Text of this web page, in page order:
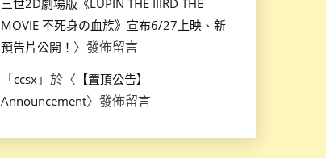
MOVIE 不死身の血族》宣布6/27上映、新
預告片公開！ 〉發佈留言
「ccsx」於〈 【置頂公告】
Announcement〉發佈留言